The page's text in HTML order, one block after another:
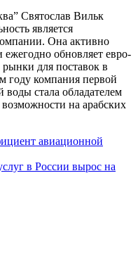
Святослав Вильк
является
Она активно
ежегодно обновляет евро-
для поставок в
году компания первой
воды стала обладателем
на арабских
авиационной
в России вырос на